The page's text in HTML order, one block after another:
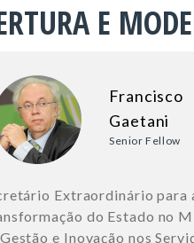
E
Francisco
Gaetani
Senior Fellow
Extraordinário para
do Estado no
e Inovação nos